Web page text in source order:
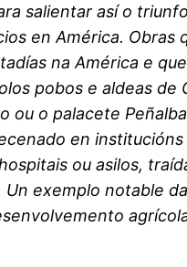
salientar así o
en América. Obras
na América e
pobos e aldeas de
o palacete
en
ou asilos,
exemplo notable